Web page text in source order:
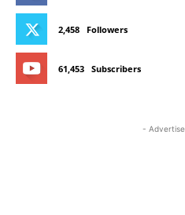
2,458 Followers
61,453 Subscribers
-